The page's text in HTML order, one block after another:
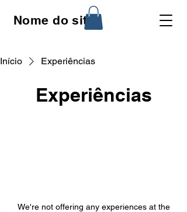
Nome do site
Início Experiências
Experiências
We're not offering any experiences at the